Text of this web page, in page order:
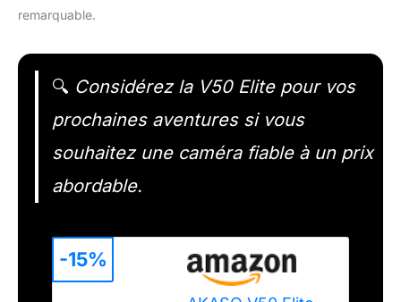
remarquable.
🔍 Considérez la V50 Elite pour vos
prochaines aventures si vous
souhaitez une caméra fiable à un prix
abordable.
-15%